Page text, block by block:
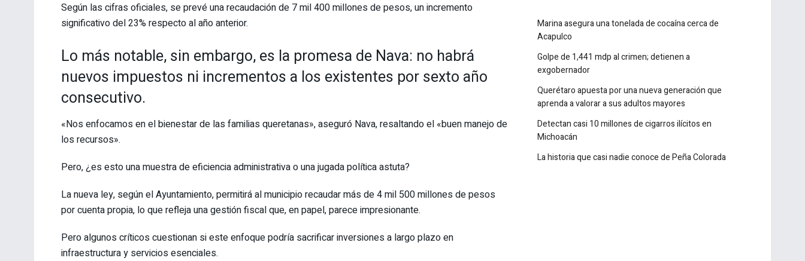
Según las cifras oficiales, se prevé una recaudación de 7 mil 400 millones de pesos, un incremento
significativo del 23% respecto al año anterior.
Lo más notable, sin embargo, es la promesa de Nava: no habrá
nuevos impuestos ni incrementos a los existentes por sexto año
consecutivo.
«Nos enfocamos en el bienestar de las familias queretanas», aseguró Nava, resaltando el «buen manejo de
los recursos».
Pero, ¿es esto una muestra de eficiencia administrativa o una jugada política astuta?
La nueva ley, según el Ayuntamiento, permitirá al municipio recaudar más de 4 mil 500 millones de pesos
por cuenta propia, lo que refleja una gestión fiscal que, en papel, parece impresionante.
Pero algunos críticos cuestionan si este enfoque podría sacrificar inversiones a largo plazo en
infraestructura y servicios esenciales.
Marina asegura una tonelada de cocaína cerca de
Acapulco
Golpe de 1,441 mdp al crimen; detienen a
exgobernador
Querétaro apuesta por una nueva generación que
aprenda a valorar a sus adultos mayores
Detectan casi 10 millones de cigarros ilícitos en
Michoacán
La historia que casi nadie conoce de Peña Colorada